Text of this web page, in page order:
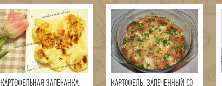
КАРТОФЕЛЬНАЯ ЗАПЕКАНКА
КАРТОФЕЛЬ, ЗАПЕЧЕННЫЙ СО